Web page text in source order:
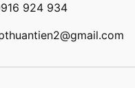
924 934